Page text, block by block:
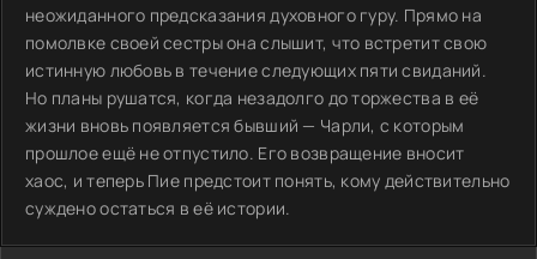
неожиданного предсказания духовного гуру. Прямо на
помолвке своей сестры она слышит, что встретит свою
истинную любовь в течение следующих пяти свиданий.
Но планы рушатся, когда незадолго до торжества в её
жизни вновь появляется бывший — Чарли, с которым
прошлое ещё не отпустило. Его возвращение вносит
хаос, и теперь Пие предстоит понять, кому действительно
суждено остаться в её истории.